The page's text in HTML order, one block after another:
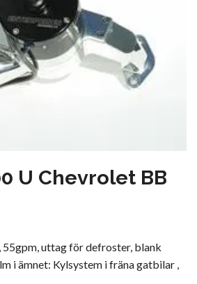
U Chevrolet BB
uttag för defroster, blank
i ämnet: Kylsystem i fräna gatbilar ,